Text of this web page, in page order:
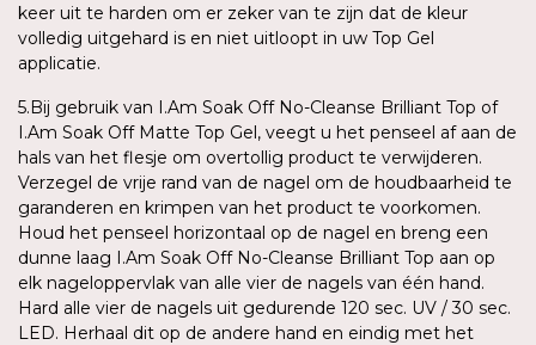
keer uit te harden om er zeker van te zijn dat de kleur
volledig uitgehard is en niet uitloopt in uw Top Gel
applicatie.
5.Bij gebruik van I.Am Soak Off No-Cleanse Brilliant Top of
I.Am Soak Off Matte Top Gel, veegt u het penseel af aan de
hals van het flesje om overtollig product te verwijderen.
Verzegel de vrije rand van de nagel om de houdbaarheid te
garanderen en krimpen van het product te voorkomen.
Houd het penseel horizontaal op de nagel en breng een
dunne laag I.Am Soak Off No-Cleanse Brilliant Top aan op
elk nageloppervlak van alle vier de nagels van één hand.
Hard alle vier de nagels uit gedurende 120 sec. UV / 30 sec.
LED. Herhaal dit op de andere hand en eindig met het